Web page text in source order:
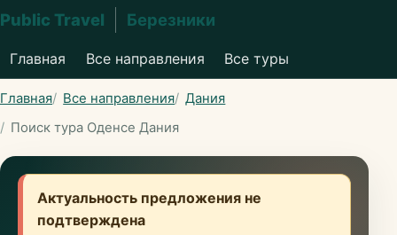
Public Travel Березники
Главная Все направления Все туры
Главная Все направления
Дания
Поиск тура Оденсе Дания
Актуальность предложения не
подтверждена